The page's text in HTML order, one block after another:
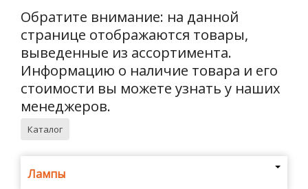
Распродажа
О
компании
Контакты
Сотрудничество
Где
купить
Обратите внимание: на данной
странице отображаются товары,
выведенные из ассортимента.
Информацию о наличие товара и его
стоимости вы можете узнать у наших
менеджеров.
Каталог
Лампы